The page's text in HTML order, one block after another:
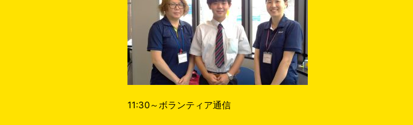
11:30～ボランティア通信